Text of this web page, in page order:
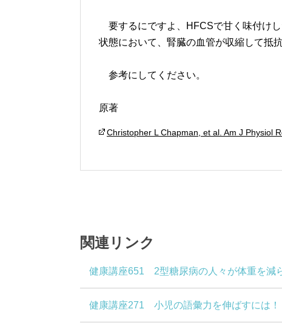
要するにですよ、HFCSで甘く味付け
状態において、腎臓の血管が収縮して抵
参考にしてください。
原著
Christopher L Chapman, et al. Am J Physiol
関連リンク
健康講座651 2型糖尿病の人々が体重を減
健康講座271 小児の語彙力を伸ばすには！